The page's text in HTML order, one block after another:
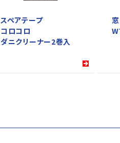
スペアテープ
コロコロ
ダニクリーナー2巻入